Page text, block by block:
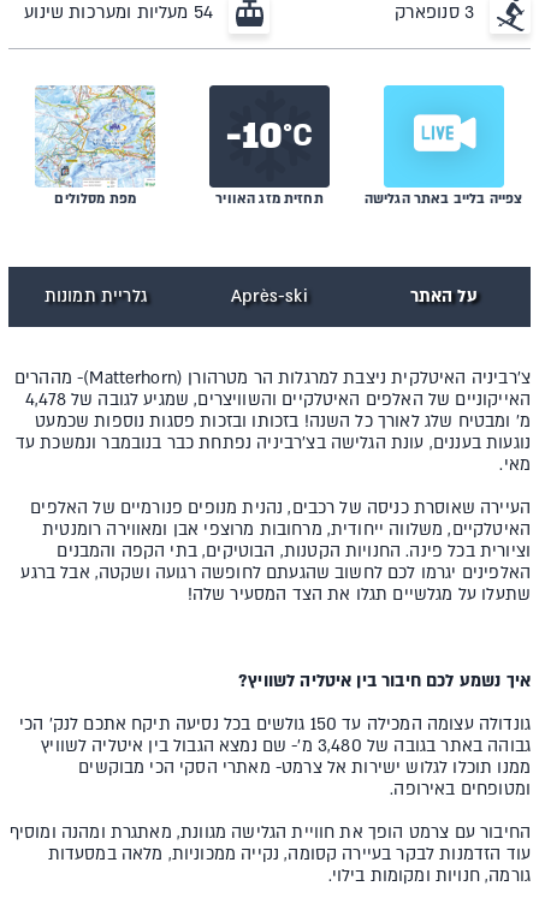
3 סנופארק 54 מעליות ומערכות שינוע
צפייה בלייב באתר הגלישה
C°
10-
תחזית מזג האוויר מפת מסלולים
על האתר Après-ski גלריית תמונות
צ'רביניה האיטלקית ניצבת למרגלות הר מטרהורן (Matterhorn)- מההרים
האייקוניים של האלפים האיטלקיים והשוויצרים, שמגיע לגובה של 4,478
מ' ומבטיח שלג לאורך כל השנה! בזכותו ובזכות פסגות נוספות שכמעט
נוגעות בעננים, עונת הגלישה בצ'רביניה נפתחת כבר בנובמבר ונמשכת עד
מאי.
העיירה שאוסרת כניסה של רכבים, נהנית מנופים פנורמיים של האלפים
האיטלקיים, משלווה ייחודית, מרחובות מרוצפי אבן ומאווירה רומנטית
וציורית בכל פינה. החנויות הקטנות, הבוטיקים, בתי הקפה והמבנים
האלפינים יגרמו לכם לחשוב שהגעתם לחופשה רגועה ושקטה, אבל ברגע
שתעלו על מגלשיים תגלו את הצד המסעיר שלה!
איך נשמע לכם חיבור בין איטליה לשוויץ?
גונדולה עצומה המכילה עד 150 גולשים בכל נסיעה תיקח אתכם לנק' הכי
גבוהה באתר בגובה של 3,480 מ'- שם נמצא הגבול בין איטליה לשוויץ
ממנו תוכלו לגלוש ישירות אל צרמט- מאתרי הסקי הכי מבוקשים
ומטופחים באירופה.
החיבור עם צרמט הופך את חוויית הגלישה מגוונת, מאתגרת ומהנה ומוסיף
עוד הזדמנות לבקר בעיירה קסומה, נקייה ממכוניות, מלאה במסעדות
גורמה, חנויות ומקומות בילוי.